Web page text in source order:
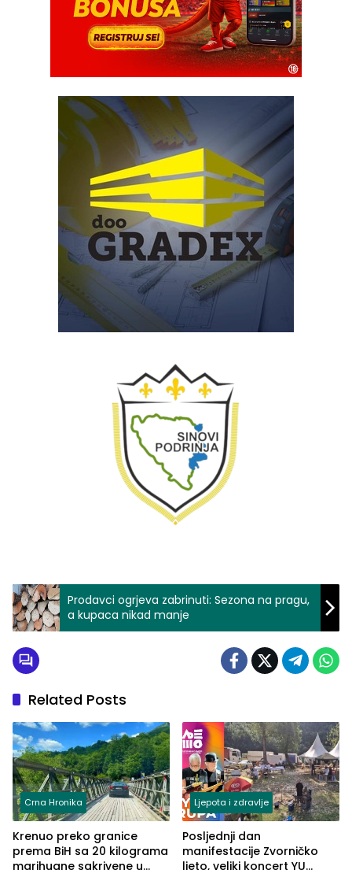
Prodavci ogrjeva zabrinuti: Sezona na pragu,
a kupaca nikad manje
Related Posts
Crna Hronika
Krenuo preko granice
prema BiH sa 20 kilograma
marihuane sakrivene u
Ljepota i zdravlje
Posljednji dan
manifestacije Zvorničko
ljeto, veliki koncert YU